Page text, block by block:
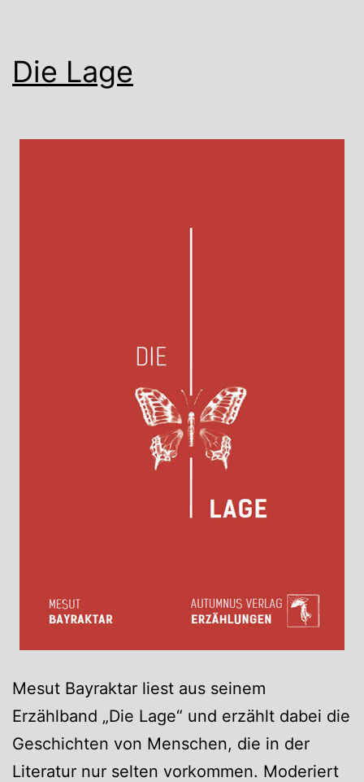
Die Lage
Mesut Bayraktar liest aus seinem
Erzählband „Die Lage“ und erzählt dabei die
Geschichten von Menschen, die in der
Literatur nur selten vorkommen. Moderiert